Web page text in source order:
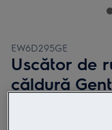
EW6D295GE
Uscător de
căldură